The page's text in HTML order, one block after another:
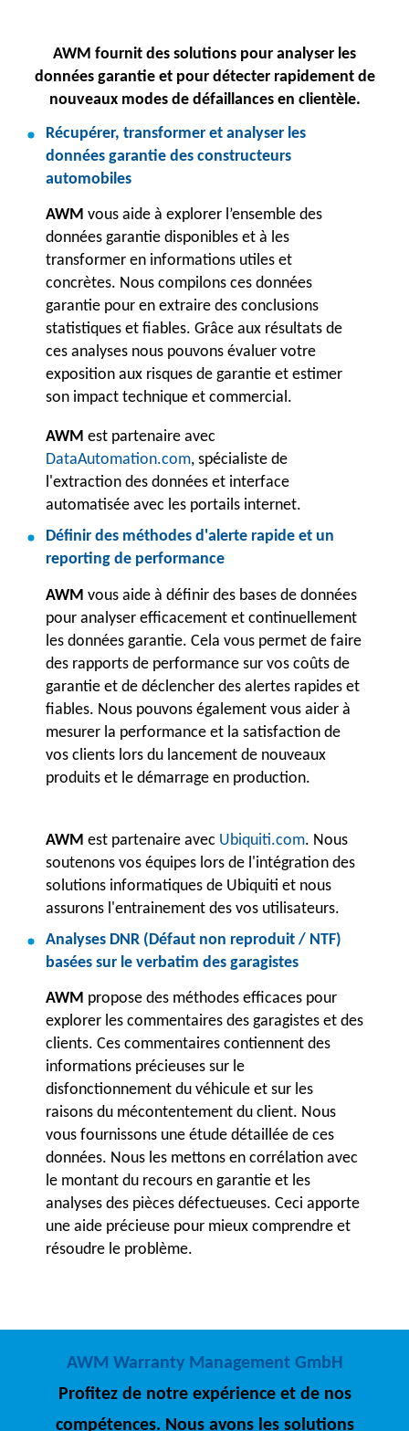
AWM fournit des solutions pour analyser les
données garantie et pour détecter rapidement de
nouveaux modes de défaillances en clientèle.
Récupérer, transformer et analyser les
données garantie des constructeurs
automobiles
AWM vous aide à explorer l’ensemble des
données garantie disponibles et à les
transformer en informations utiles et
concrètes. Nous compilons ces données
garantie pour en extraire des conclusions
statistiques et fiables. Grâce aux résultats de
ces analyses nous pouvons évaluer votre
exposition aux risques de garantie et estimer
son impact technique et commercial.
AWM est partenaire avec
DataAutomation.com, spécialiste de
l'extraction des données et interface
automatisée avec les portails internet.
Définir des méthodes d'alerte rapide et un
reporting de performance
AWM vous aide à définir des bases de données
pour analyser efficacement et continuellement
les données garantie. Cela vous permet de faire
des rapports de performance sur vos coûts de
garantie et de déclencher des alertes rapides et
fiables. Nous pouvons également vous aider à
mesurer la performance et la satisfaction de
vos clients lors du lancement de nouveaux
produits et le démarrage en production.
AWM est partenaire avec Ubiquiti.com. Nous
soutenons vos équipes lors de l'intégration des
solutions informatiques de Ubiquiti et nous
assurons l'entrainement des vos utilisateurs.
Analyses DNR (Défaut non reproduit / NTF)
basées sur le verbatim des garagistes
AWM propose des méthodes efficaces pour
explorer les commentaires des garagistes et des
clients. Ces commentaires contiennent des
informations précieuses sur le
disfonctionnement du véhicule et sur les
raisons du mécontentement du client. Nous
vous fournissons une étude détaillée de ces
données. Nous les mettons en corrélation avec
le montant du recours en garantie et les
analyses des pièces défectueuses. Ceci apporte
une aide précieuse pour mieux comprendre et
résoudre le problème.
AWM Warranty Management GmbH
Profitez de notre expérience et de nos
compétences. Nous avons les solutions